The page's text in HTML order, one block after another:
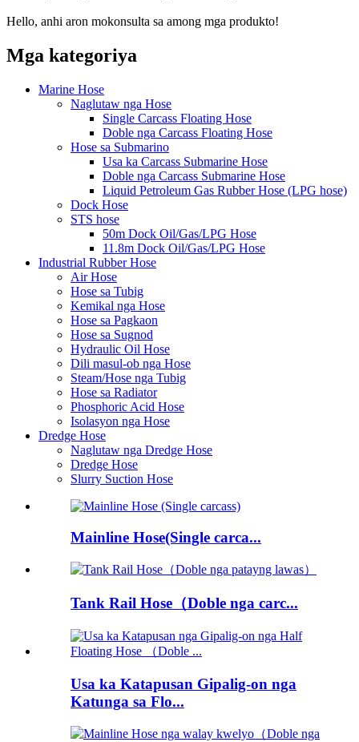
Hello, anhi aron mokonsulta sa among mga produkto!
Mga kategoriya
Marine Hose
Naglutaw nga Hose
Single Carcass Floating Hose
Doble nga Carcass Floating Hose
Hose sa Submarino
Usa ka Carcass Submarine Hose
Doble nga Carcass Submarine Hose
Liquid Petroleum Gas Rubber Hose (LPG hose)
Dock Hose
STS hose
50m Dock Oil/Gas/LPG Hose
11.8m Dock Oil/Gas/LPG Hose
Industrial Rubber Hose
Air Hose
Hose sa Tubig
Kemikal nga Hose
Hose sa Pagkaon
Hose sa Sugnod
Hydraulic Oil Hose
Dili masul-ob nga Hose
Steam/Hose nga Tubig
Hose sa Radiator
Phosphoric Acid Hose
Isolasyon nga Hose
Dredge Hose
Naglutaw nga Dredge Hose
Dredge Hose
Slurry Suction Hose
Mainline Hose(Single carca...
Tank Rail Hose（Doble nga carc...
Usa ka Katapusan Gipalig-on nga
Katunga sa Flo...